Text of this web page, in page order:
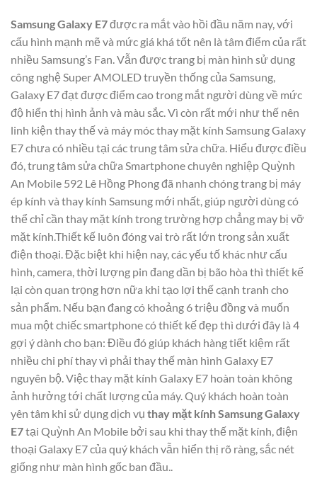
Samsung Galaxy E7được ra mắt vào hồi đầu năm nay, với
cấu hình mạnh mẽ và mức giá khá tốt nên là tâm điểm của rất
nhiều Samsung’s Fan. Vẫn được trang bị màn hình sử dụng
công nghệ Super AMOLED truyền thống của Samsung,
Galaxy E7 đạt được điểm cao trong mắt người dùng về mức
độ hiển thị hình ảnh và màu sắc. Vì còn rất mới như thế nên
linh kiện thay thế và máy móc thay mặt kính Samsung Galaxy
E7 chưa có nhiều tại các trung tâm sửa chữa. Hiểu được điều
đó, trung tâm sửa chữa Smartphone chuyên nghiệp Quỳnh
An Mobile 592 Lê Hồng Phong đã nhanh chóng trang bị máy
ép kính và thay kính Samsung mới nhất, giúp người dùng có
thể chỉ cần thay mặt kính trong trường hợp chẳng may bị vỡ
mặt kính.Thiết kế luôn đóng vai trò rất lớn trong sản xuất
điện thoại. Đặc biệt khi hiện nay, các yếu tố khác như cấu
hình, camera, thời lượng pin đang dần bị bão hòa thì thiết kế
lại còn quan trọng hơn nữa khi tạo lợi thế cạnh tranh cho
sản phẩm. Nếu bạn đang có khoảng 6 triệu đồng và muốn
mua một chiếc smartphone có thiết kế đẹp thì dưới đây là 4
gợi ý dành cho bạn: Điều đó giúp khách hàng tiết kiệm rất
nhiều chi phí thay vì phải thay thế màn hình Galaxy E7
nguyên bộ. Việc thay mặt kính Galaxy E7 hoàn toàn không
ảnh hưởng tới chất lượng của máy. Quý khách hoàn toàn
yên tâm khi sử dụng dịch vụ thay mặt kính Samsung Galaxy
E7tại Quỳnh An Mobile bởi sau khi thay thế mặt kính, điện
thoại Galaxy E7 của quý khách vẫn hiển thị rõ ràng, sắc nét
giống như màn hình gốc ban đầu..